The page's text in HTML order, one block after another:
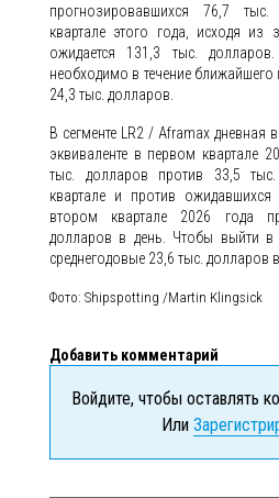
прогнозировавшихся 76,7
квартале этого года, исходя из
ожидается 131,3 тыс.
необходимо в течение ближайшего
24,3 тыс. долларов.
В сегменте LR2 / Aframax дневная
эквиваленте в первом квартале
тыс. долларов против 33,5
квартале и против
втором квартале 2026 года
долларов в день. Чтобы выйти в
среднегодовые 23,6 тыс. долларов в
Фото: Shipspotting /Martin Klingsick
Добавить комментарий
Войдите, чтобы оставлять
Или